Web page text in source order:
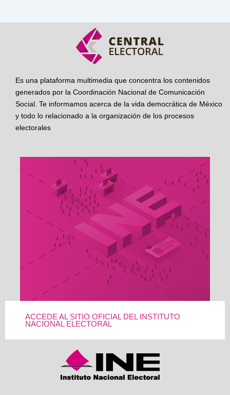
Es una plataforma multimedia que concentra los contenidos
generados por la Coordinación Nacional de Comunicación
Social. Te informamos acerca de la vida democrática de México
y todo lo relacionado a la organización de los procesos
electorales
ACCEDE AL SITIO OFICIAL DEL INSTITUTO
NACIONAL ELECTORAL